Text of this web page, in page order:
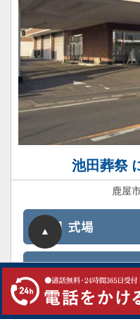
池田葬祭
鹿屋
▲